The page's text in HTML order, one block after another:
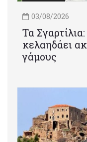
03/08/2026
Τα
κελαηδάει
γάμους